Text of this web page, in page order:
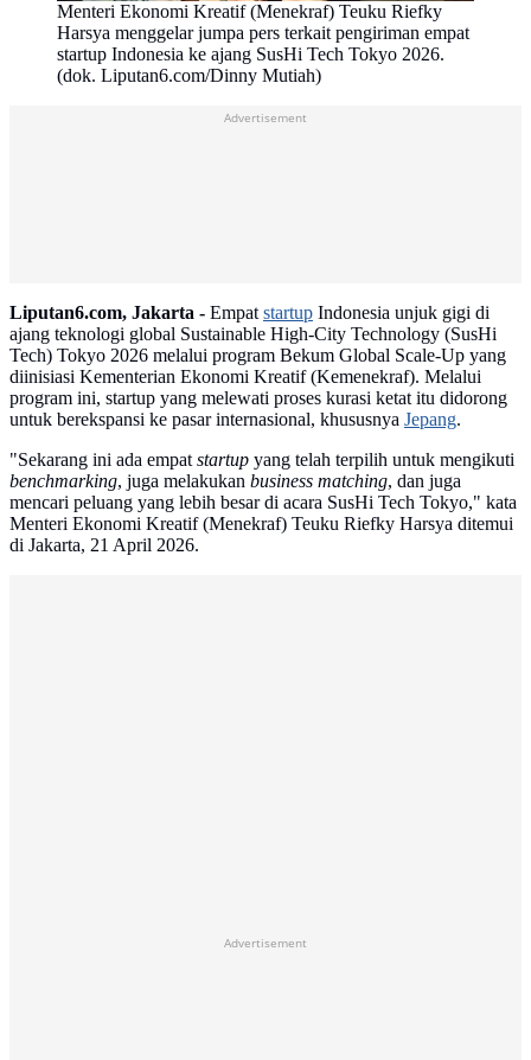
Menteri Ekonomi Kreatif (Menekraf) Teuku Riefky
Harsya menggelar jumpa pers terkait pengiriman empat
startup Indonesia ke ajang SusHi Tech Tokyo 2026.
(dok. Liputan6.com/Dinny Mutiah)
Liputan6.com, Jakarta - Empatstartup Indonesia unjuk gigi di
ajang teknologi global Sustainable High-City Technology (SusHi
Tech) Tokyo 2026 melalui program Bekum Global Scale-Up yang
diinisiasi Kementerian Ekonomi Kreatif (Kemenekraf). Melalui
program ini, startup yang melewati proses kurasi ketat itu didorong
untuk berekspansi ke pasar internasional, khususnya Jepang.
"Sekarang ini ada empatstartup yang telah terpilih untuk mengikuti
benchmarking, juga melakukan business matching, dan juga
mencari peluang yang lebih besar di acara SusHi Tech Tokyo," kata
Menteri Ekonomi Kreatif (Menekraf) Teuku Riefky Harsya ditemui
di Jakarta, 21 April 2026.
Advertisement